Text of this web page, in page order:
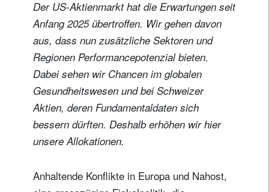
Der US-Aktienmarkt hat die Erwartungen seit
Anfang 2025 übertroffen. Wir gehen davon
aus, dass nun zusätzliche Sektoren und
Regionen Performancepotenzial bieten.
Dabei sehen wir Chancen im globalen
Gesundheitswesen und bei Schweizer
Aktien, deren Fundamentaldaten sich
bessern dürften. Deshalb erhöhen wir hier
unsere Allokationen.
Anhaltende Konflikte in Europa und Nahost,